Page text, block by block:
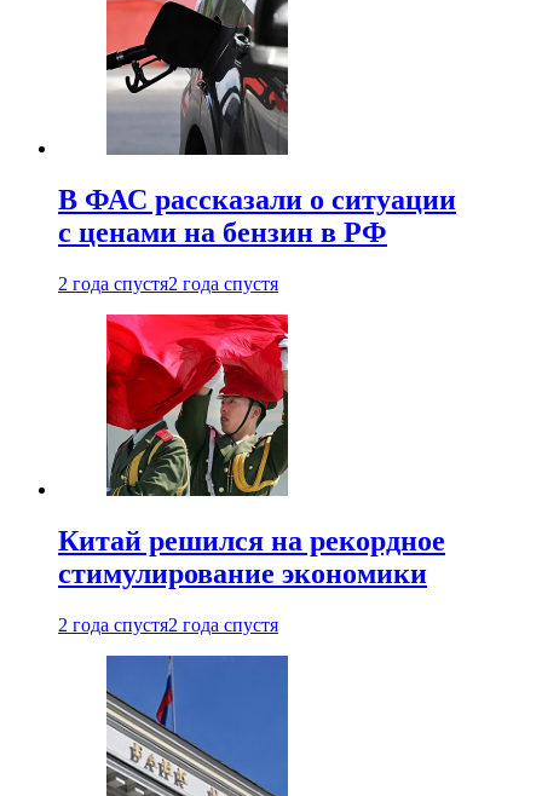
В ФАС рассказали о ситуации
с ценами на бензин в РФ
2 года спустя2 года спустя
Китай решился на рекордное
стимулирование экономики
2 года спустя2 года спустя